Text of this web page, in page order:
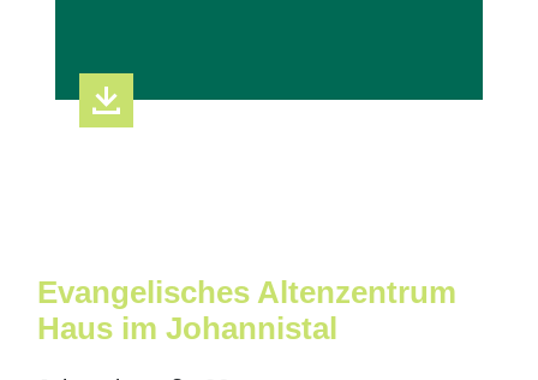
Evangelisches Altenzentrum
Haus im Johannistal